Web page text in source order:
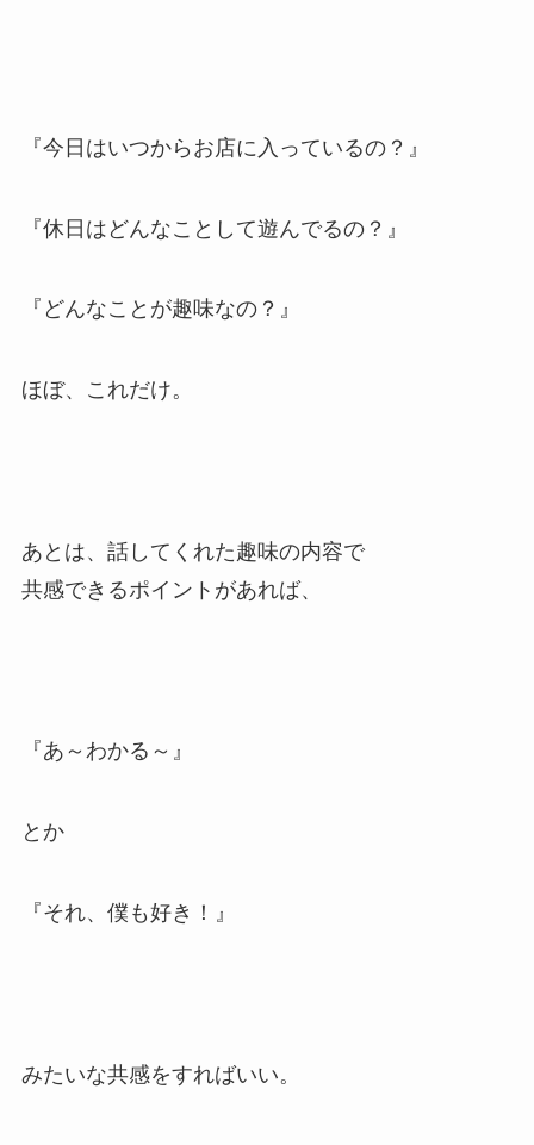
『今日はいつからお店に入っているの？』
『休日はどんなことして遊んでるの？』
『どんなことが趣味なの？』
ほぼ、これだけ。
あとは、話してくれた趣味の内容で
共感できるポイントがあれば、
『あ～わかる～』
とか
『それ、僕も好き！』
みたいな共感をすればいい。